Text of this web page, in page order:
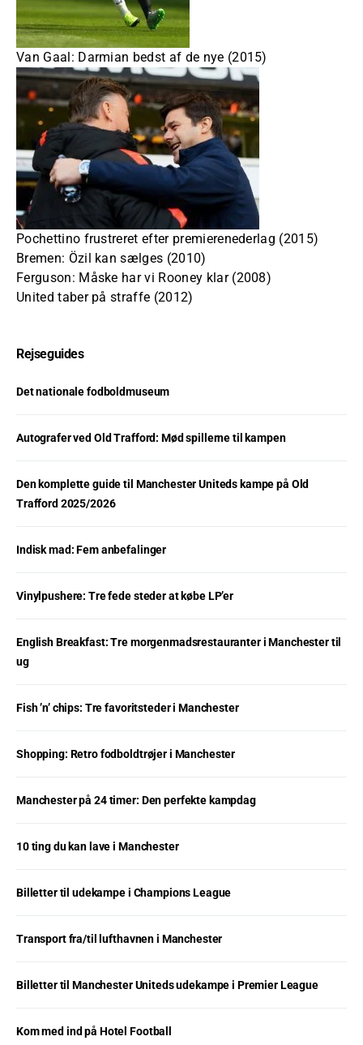
Van Gaal: Darmian bedst af de nye (2015)
Pochettino frustreret efter premierenederlag (2015)
Bremen: Özil kan sælges (2010)
Ferguson: Måske har vi Rooney klar (2008)
United taber på straffe (2012)
Rejseguides
Det nationale fodboldmuseum
Autografer ved Old Trafford: Mød spillerne til kampen
Den komplette guide til Manchester Uniteds kampe på Old
Trafford 2025/2026
Indisk mad: Fem anbefalinger
Vinylpushere: Tre fede steder at købe LP’er
English Breakfast: Tre morgenmadsrestauranter i Manchester til
ug
Fish ’n’ chips: Tre favoritsteder i Manchester
Shopping: Retro fodboldtrøjer i Manchester
Manchester på 24 timer: Den perfekte kampdag
10 ting du kan lave i Manchester
Billetter til udekampe i Champions League
Transport fra/til lufthavnen i Manchester
Billetter til Manchester Uniteds udekampe i Premier League
Kom med ind på Hotel Football